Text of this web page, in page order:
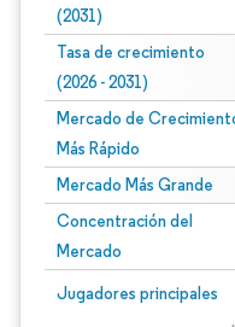
(2031)
Tasa de crecimiento
(2026 - 2031)
Mercado de
Más Rápido
Mercado Más Grande
Concentración del
Mercado
Jugadores principales
Imagen © Mordor